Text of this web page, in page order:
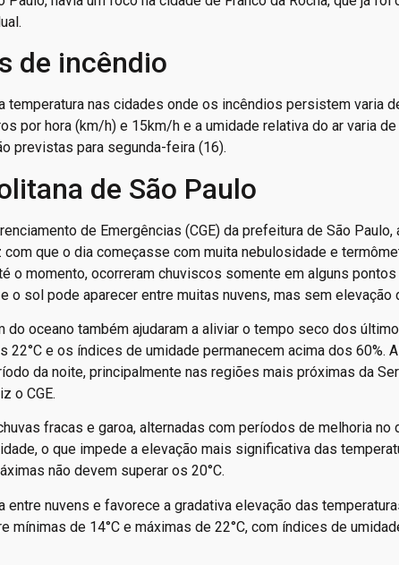
de incêndio
temperatura nas cidades onde os incêndios persistem varia
por hora (km/h) e 15km/h e a umidade relativa do ar varia de
previstas para segunda-feira (16).
de São Paulo
de Emergências (CGE) da prefeitura de São
que o dia começasse com muita nebulosidade e
o momento, ocorreram chuviscos somente em alguns
o sol pode aparecer entre muitas nuvens, mas sem elevação
do oceano também ajudaram a aliviar o tempo seco dos
22°C e os índices de umidade permanecem acima dos 60%.
da noite, principalmente nas regiões mais próximas da
o CGE.
fracas e garoa, alternadas com períodos de melhoria no
o que impede a elevação mais significativa das
não devem superar os 20°C.
entre nuvens e favorece a gradativa elevação das
mínimas de 14°C e máximas de 22°C, com índices de